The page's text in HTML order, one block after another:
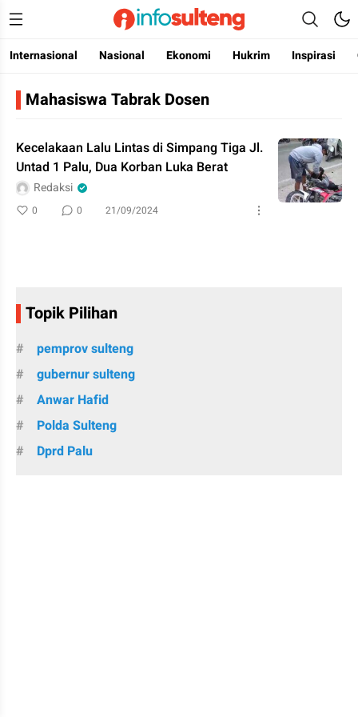
InfoSulteng
mengurai sulawesi tengah
Internasional Nasional Ekonomi Hukrim Inspirasi
Mahasiswa Tabrak Dosen
Kecelakaan Lalu Lintas di Simpang Tiga Jl.
Untad 1 Palu, Dua Korban Luka Berat
Redaksi
0 0 21/09/2024
Topik Pilihan
pemprov sulteng
gubernur sulteng
Anwar Hafid
Polda Sulteng
Dprd Palu